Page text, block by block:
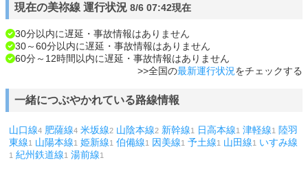
現在の美祢線 運行状況 8/6 07:42現在
30分以内に遅延・事故情報はありません
30～60分以内に遅延・事故情報はありません
60分～12時間以内に遅延・事故情報はありません
>>全国の最新運行状況をチェックする
一緒につぶやかれている路線情報
山口線4 肥薩線4 米坂線2 山陰本線2 新幹線1 日高本線1 津軽線1 陸羽
東線1 山陽本線1 姫新線1 伯備線1 因美線1 予土線1 山田線1 いすみ線
1 紀州鉄道線1 湯前線1